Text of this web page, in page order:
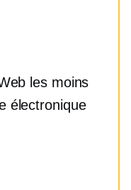
les moins
électronique